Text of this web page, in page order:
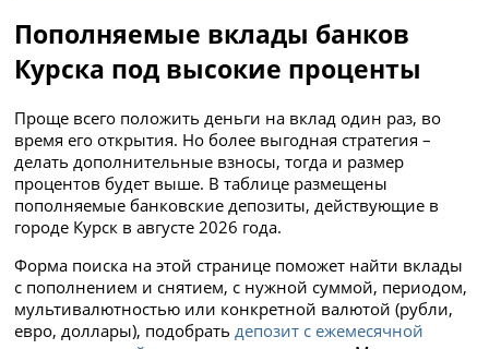
Пополняемые вклады банков
Курска под высокие проценты
Проще всего положить деньги на вклад один раз, во
время его открытия. Но более выгодная стратегия –
делать дополнительные взносы, тогда и размер
процентов будет выше. В таблице размещены
пополняемые банковские депозиты, действующие в
городе Курск в августе 2026 года.
Форма поиска на этой странице поможет найти вклады
с пополнением и снятием, с нужной суммой, периодом,
мультивалютностью или конкретной валютой (рубли,
евро, доллары), подобратьдепозит с ежемесячной